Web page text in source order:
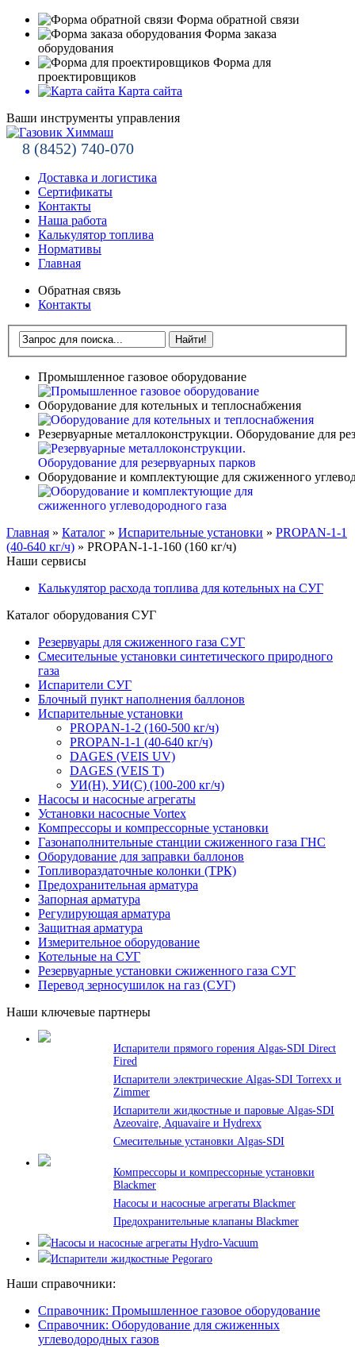
Форма обратной связи
Форма заказа
оборудования
Форма для
проектировщиков
Карта сайта
Ваши инструменты управления
8 (8452) 740-070
Доставка и логистика
Сертификаты
Контакты
Наша работа
Калькулятор топлива
Нормативы
Главная
Обратная связь
Контакты
Промышленное газовое оборудование
Оборудование для котельных и теплоснабжения
Резервуарные металлоконструкции. Оборудование для
Оборудование и комплектующие для сжиженного
Главная » Каталог » Испарительные установки » PROPAN-1-1
(40-640 кг/ч) » PROPAN-1-1-160 (160 кг/ч)
Наши сервисы
Калькулятор расхода топлива для котельных на СУГ
Каталог оборудования СУГ
Резервуары для сжиженного газа СУГ
Смесительные установки синтетического природного
газа
Испарители СУГ
Блочный пункт наполнения баллонов
Испарительные установки
PROPAN-1-2 (160-500 кг/ч)
PROPAN-1-1 (40-640 кг/ч)
DAGES (VEIS UV)
DAGES (VEIS T)
УИ(Н), УИ(С) (100-200 кг/ч)
Насосы и насосные агрегаты
Установки насосные Vortex
Компрессоры и компрессорные установки
Газонаполнительные станции сжиженного газа ГНС
Оборудование для заправки баллонов
Топливораздаточные колонки (ТРК)
Предохранительная арматура
Запорная арматура
Регулирующая арматура
Защитная арматура
Измерительное оборудование
Котельные на СУГ
Резервуарные установки сжиженного газа СУГ
Перевод зерносушилок на газ (СУГ)
Наши ключевые партнеры
Испарители прямого горения Algas-SDI Direct
Fired
Испарители электрические Algas-SDI Torrexx и
Zimmer
Испарители жидкостные и паровые Algas-SDI
Azeovaire, Aquavaire и Hydrexx
Смесительные установки Algas-SDI
Компрессоры и компрессорные установки
Blackmer
Насосы и насосные агрегаты Blackmer
Предохранительные клапаны Blackmer
Насосы и насосные агрегаты Hydro-Vacuum
Испарители жидкостные Pegoraro
Наши справочники:
Справочник: Промышленное газовое оборудование
Справочник: Оборудование для сжиженных
углеводородных газов